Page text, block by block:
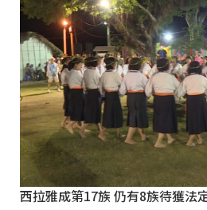
西拉雅成第17族 仍有8族待獲法